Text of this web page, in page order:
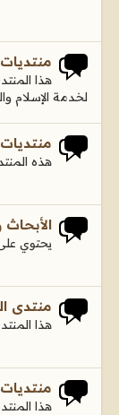
هذا
لخدمة الإسلام
هذه
يحتوي
منتدى
هذا
هذا